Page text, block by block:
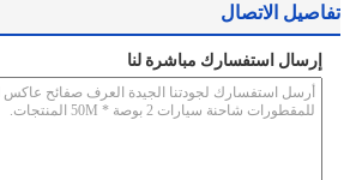
تفاصيل الاتصال
إرسال استفسارك مباشرة لنا